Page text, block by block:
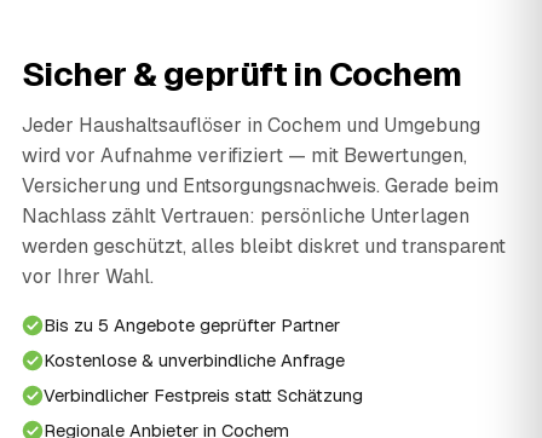
Sicher & geprüft in Cochem
Jeder Haushaltsauflöser in Cochem und Umgebung
wird vor Aufnahme verifiziert — mit Bewertungen,
Versicherung und Entsorgungsnachweis. Gerade beim
Nachlass zählt Vertrauen: persönliche Unterlagen
werden geschützt, alles bleibt diskret und transparent
vor Ihrer Wahl.
Bis zu 5 Angebote geprüfter Partner
Kostenlose & unverbindliche Anfrage
Verbindlicher Festpreis statt Schätzung
Regionale Anbieter in Cochem